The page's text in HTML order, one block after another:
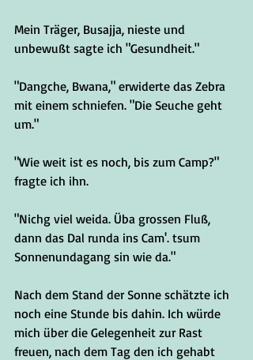
Mein Träger, Busajja, nieste und
unbewußt sagte ich "Gesundheit."
"Dangche, Bwana," erwiderte das Zebra
mit einem schniefen. "Die Seuche geht
um."
"Wie weit ist es noch, bis zum Camp?"
fragte ich ihn.
"Nichg viel weida. Üba grossen Fluß,
dann das Dal runda ins Cam'. tsum
Sonnenundagang sin wie da."
Nach dem Stand der Sonne schätzte ich
noch eine Stunde bis dahin. Ich würde
mich über die Gelegenheit zur Rast
freuen, nach dem Tag den ich gehabt